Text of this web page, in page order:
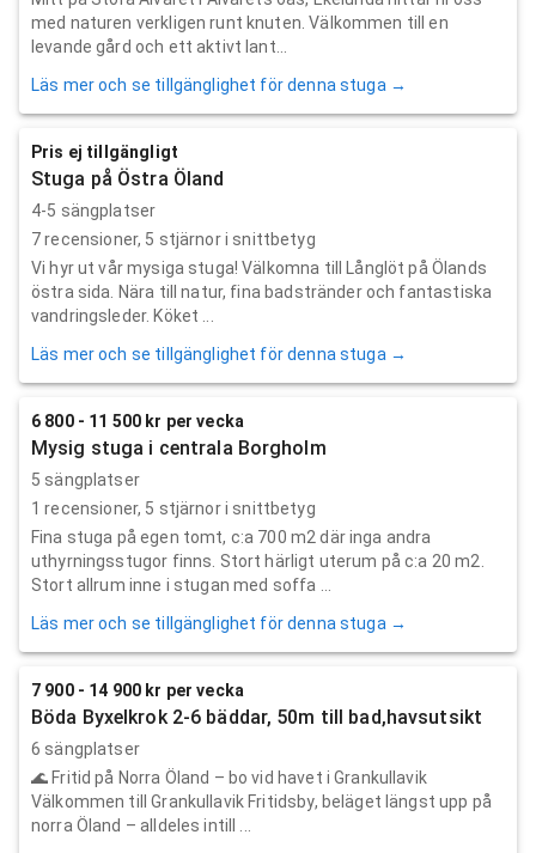
med naturen verkligen runt knuten. Välkommen till en
levande gård och ett aktivt lant...
Läs mer och se tillgänglighet för denna stuga →
Pris ej tillgängligt
Stuga på Östra Öland
4-5 sängplatser
7recensioner, 5 stjärnor i snittbetyg
Vi hyr ut vår mysiga stuga! Välkomna till Långlöt på Ölands
östra sida. Nära till natur, fina badstränder och fantastiska
vandringsleder. Köket ...
Läs mer och se tillgänglighet för denna stuga →
6 800 - 11 500 kr per vecka
Mysig stuga i centrala Borgholm
5 sängplatser
1 recensioner, 5 stjärnor i snittbetyg
Fina stuga på egen tomt, c:a 700 m2 där inga andra
uthyrningsstugor finns. Stort härligt uterum på c:a 20 m2.
Stort allrum inne i stugan med soffa ...
Läs mer och se tillgänglighet för denna stuga →
7 900 - 14 900 kr per vecka
Böda Byxelkrok 2-6 bäddar, 50m till bad,havsutsikt
6 sängplatser
🌊 Fritid på Norra Öland – bo vid havet i Grankullavik
Välkommen till Grankullavik Fritidsby, beläget längst upp på
norra Öland – alldeles intill ...